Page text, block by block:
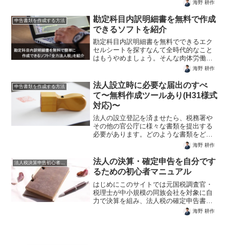
きます。ただし、法人の場合は、そこか
ら法人税と地方税の確定申告書を作成す
るまで...
海野 耕作
申告書類を作成する方法
勘定科目内訳明細書を無料で作成
できるソフトを紹介
勘定科目内訳明細書を無料でできるエク
セルシートを探すなんて全時代的なこと
はもうやめましょう。そんな肉体労働的
時代はすぎています。無料でもっと効率
的にスマートにクラウド税務ソフトで作
成しましょう。登録ユーザー数16000社超
の元国税調査官・税理士監修。高評価レ
ビュー550件越え。
海野 耕作
申告書類を作成する方法
法人設立時に必要な届出のすべ
て〜無料作成ツールあり(H31様式
対応)〜
法人の設立登記を済ませたら、税務署や
その他の官公庁に様々な書類を提出する
必要があります。どのような書類をどこ
に提出するのかをご説明します。そして
必要な種々の届出書類を無料で簡単に作
成するツールを紹介します。作成できる
書類は次のとおりです。 ...
海野 耕作
法人税決算申告初心者マニュアル
法人の決算・確定申告を自分です
るための初心者マニュアル
はじめにこのサイトでは元国税調査官・
税理士が中小規模の同族会社を対象に自
力で決算を組み、法人税の確定申告書を
自分で作成するために必要な情報を惜し
みなく提供します。法人税のことを知ら
海野 耕作